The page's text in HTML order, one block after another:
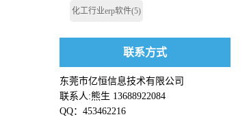
化工行业erp软件(5)
联系方式
东莞市亿恒信息技术有限公司
联系人:熊生 13688922084
QQ：453462216